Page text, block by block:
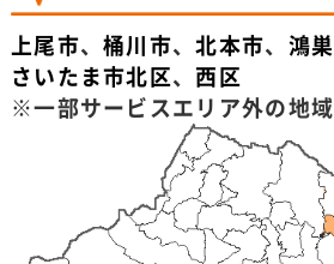
上尾市、桶川市、北本市、 鴻
さいたま市北区、 西区
※一部サービスエリア外の地